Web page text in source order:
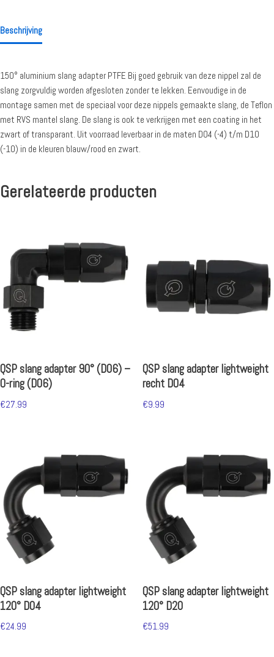
Beschrijving
150° aluminium slang adapter PTFE Bij goed gebruik van deze nippel zal de
slang zorgvuldig worden afgesloten zonder te lekken. Eenvoudige in de
montage samen met de speciaal voor deze nippels gemaakte slang, de Teflon
met RVS mantel slang. De slang is ook te verkrijgen met een coating in het
zwart of transparant. Uit voorraad leverbaar in de maten D04 (-4) t/m D10
(-10) in de kleuren blauw/rood en zwart.
Gerelateerde producten
QSP slang adapter 90° (D06) –
O-ring (D06)
€27.99
QSP slang adapter lightweight
recht D04
€9.99
QSP slang adapter lightweight
120° D04
€24.99
QSP slang adapter lightweight
120° D20
€51.99